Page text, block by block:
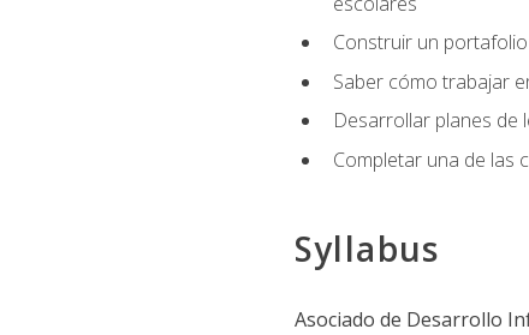
Construir un
Saber cómo trabajar
Desarrollar planes de
Completar una de las
Syllabus
Asociado de Desarrollo